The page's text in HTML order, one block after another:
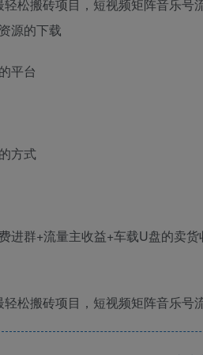
源的下载
平台
方式
进群+流量主收益+车载U盘的卖货